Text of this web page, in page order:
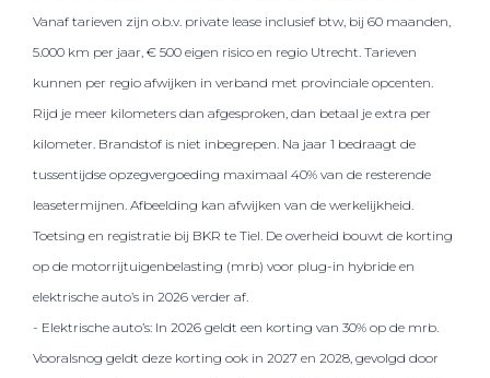
Vanaf tarieven zijn o.b.v. private lease inclusief btw, bij 60 maanden,
5.000 km per jaar, € 500 eigen risico en regio Utrecht. Tarieven
kunnen per regio afwijken in verband met provinciale opcenten.
Rijd je meer kilometers dan afgesproken, dan betaal je extra per
kilometer. Brandstof is niet inbegrepen. Na jaar 1 bedraagt de
tussentijdse opzegvergoeding maximaal 40% van de resterende
leasetermijnen. Afbeelding kan afwijken van de werkelijkheid.
Toetsing en registratie bij BKR te Tiel. De overheid bouwt de korting
op de motorrijtuigenbelasting (mrb) voor plug-in hybride en
elektrische auto’s in 2026 verder af.
- Elektrische auto’s: In 2026 geldt een korting van 30% op de mrb.
Vooralsnog geldt deze korting ook in 2027 en 2028, gevolgd door